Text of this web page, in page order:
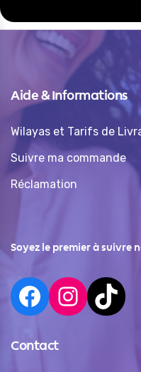
Aide & Informations
Wilayas et Tarifs de
Suivre ma commande
Réclamation
Soyez le premier à suivre
Contact